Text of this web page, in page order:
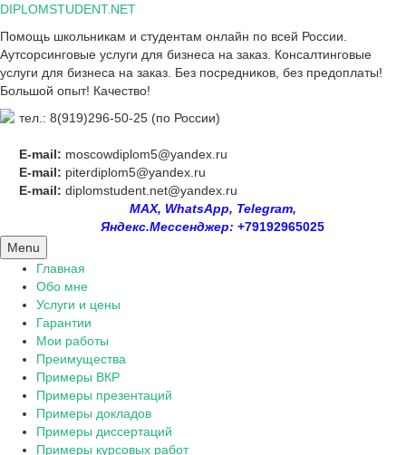
Skip
content
DIPLOMSTUDENT.NET
Помощь школьникам и студентам онлайн по всей России.
Аутсорсинговые услуги для бизнеса на заказ. Консалтинговые
услуги для бизнеса на заказ. Без посредников, без предоплаты!
Большой опыт! Качество!
тел.: 8(919)296-50-25 (по России)
E-mail: moscowdiplom5@yandex.ru
E-mail: piterdiplom5@yandex.ru
E-mail: diplomstudent.net@yandex.ru
MAX, WhatsApp, Telegram,
Яндекс.Мессенджер: +79192965025
Menu
Главная
Обо мне
Услуги и цены
Гарантии
Мои работы
Преимущества
Примеры ВКР
Примеры презентаций
Примеры докладов
Примеры диссертаций
Примеры курсовых работ